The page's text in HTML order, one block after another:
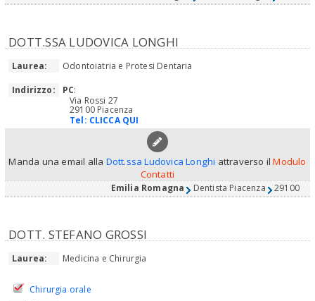
DOTT.SSA LUDOVICA LONGHI
Laurea:
Odontoiatria e Protesi Dentaria
Indirizzo:
PC:
Via Rossi 27
29100 Piacenza
Tel: CLICCA QUI
Manda una email alla Dott.ssa Ludovica Longhi attraverso ilModulo
Contatti
Emilia Romagna Dentista Piacenza 29100
DOTT. STEFANO GROSSI
Laurea: Medicina e Chirurgia
Chirurgia orale